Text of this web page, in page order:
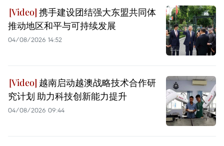
携手建设团结强大东盟共同体
推动地区和平与可持续发展
04/08/2026 14:52
越南启动越澳战略技术合作研
究计划 助力科技创新能力提升
04/08/2026 09:44